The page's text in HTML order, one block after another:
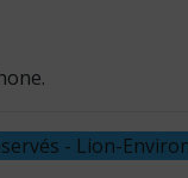
- Lion-